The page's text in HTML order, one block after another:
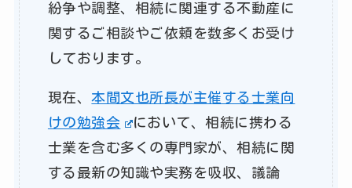
紛争や調整、相続に関連する不動産に
関するご相談やご依頼を数多くお受け
しております。
現在、本間文也所長が主催する士業向
けの勉強会
において、相続に携わる
士業を含む多くの専門家が、相続に関
する最新の知識や実務を吸収、議論